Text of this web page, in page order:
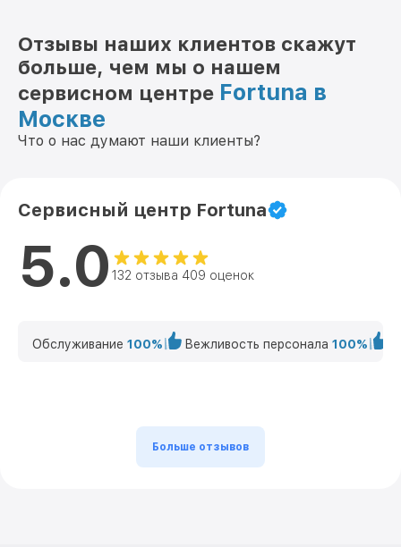
Отзывы наших клиентов скажут
больше, чем мы о нашем
сервисном центре Fortuna в
Москве
Что о нас думают наши клиенты?
Сервисный центр Fortuna
5.0 132 отзыва 409 оценок
Обслуживание 100% Вежливость персонала 100%
Больше отзывов